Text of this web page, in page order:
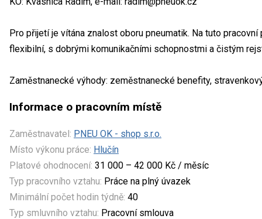
Pro přijetí je vítána znalost oboru pneumatik. Na tuto
flexibilní, s dobrými komunikačními schopnostmi a čistým
Zaměstnanecké výhody: zeměstnanecké benefity,
Informace o pracovním místě
Zaměstnavatel: PNEU OK - shop s.r.o.
Místo výkonu práce: Hlučín
Platové ohodnocení: 31 000 – 42 000 Kč / měsíc
Typ pracovního vztahu: Práce na plný úvazek
Minimální počet hodin týdně: 40
Typ smluvního vztahu: Pracovní smlouva